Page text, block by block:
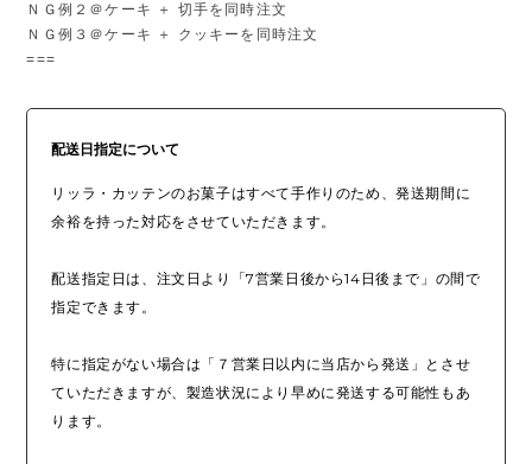
ＮＧ例２＠ケーキ ＋ 切手を同時注文
ＮＧ例３＠ケーキ ＋ クッキーを同時注文
===
配送日指定について
リッラ・カッテンのお菓子はすべて手作りのため、発送期間に
余裕を持った対応をさせていただきます。
配送指定日は、注文日より「7営業日後から14日後まで」の間で
指定できます。
特に指定がない場合は「７営業日以内に当店から発送」とさせ
ていただきますが、製造状況により早めに発送する可能性もあ
ります。